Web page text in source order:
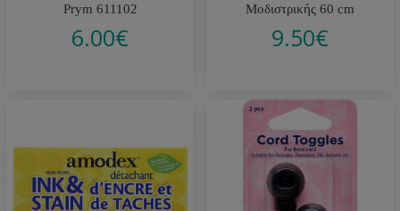
Prym 611102
6.00€
Μοδιστρικής 60 cm
9.50€